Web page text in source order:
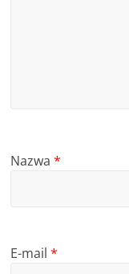
Nazwa*
E-mail*